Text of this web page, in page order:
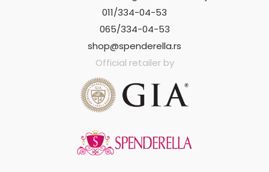
011/334-04-53
065/334-04-53
shop@spenderella.rs
Official retailer by